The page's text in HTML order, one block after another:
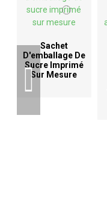
Sachet
D'emballage De
Sucre Imprimé
Sur Mesure